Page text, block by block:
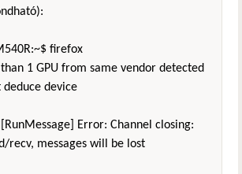
firefox
1 GPU from same vendor detected
deduce device
Error: Channel closing:
recv, messages will be lost